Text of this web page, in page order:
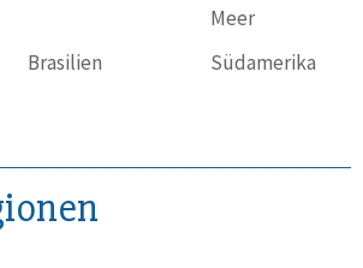
Meer
Brasilien Südamerika